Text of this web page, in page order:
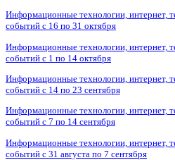
Информационные технологии, интернет,
событий с 16 по 31 октября
Информационные технологии, интернет,
событий с 1 по 14 октября
Информационные технологии, интернет,
событий с 14 по 23 сентября
Информационные технологии, интернет,
событий с 7 по 14 сентября
Информационные технологии, интернет,
событий с 31 августа по 7 сентября